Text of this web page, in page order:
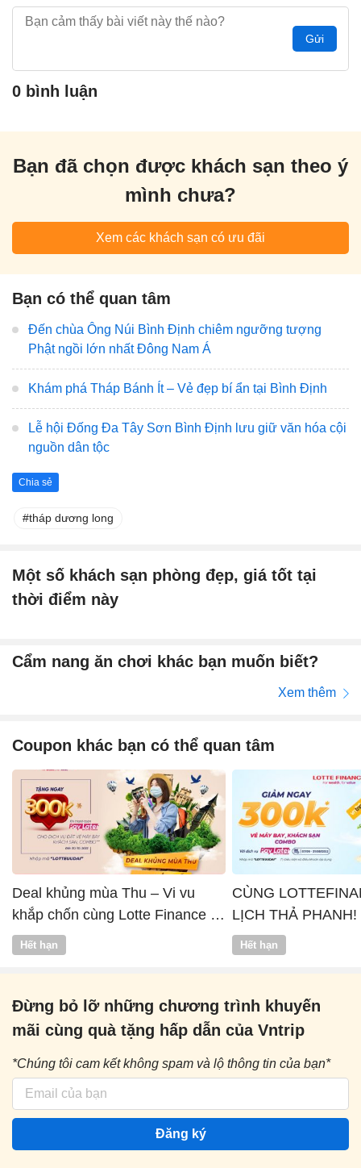
Gửi
0 bình luận
Bạn đã chọn được khách sạn theo ý
mình chưa?
Xem các khách sạn có ưu đãi
Bạn có thể quan tâm
Đến chùa Ông Núi Bình Định chiêm ngưỡng tượng
Phật ngồi lớn nhất Đông Nam Á
Khám phá Tháp Bánh Ít – Vẻ đẹp bí ẩn tại Bình Định
Lễ hội Đống Đa Tây Sơn Bình Định lưu giữ văn hóa cội
nguồn dân tộc
Chia sẻ
tháp dương long
Một số khách sạn phòng đẹp, giá tốt tại
thời điểm này
Cẩm nang ăn chơi khác bạn muốn biết?
Xem thêm
Coupon khác bạn có thể quan tâm
Deal khủng mùa Thu – Vi vu
khắp chốn cùng Lotte Finance x
Vntrip
Hết hạn
CÙNG
LỊCH THẢ PHANH!
Hết hạn
Đừng bỏ lỡ những chương trình khuyến
mãi cùng quà tặng hấp dẫn của Vntrip
*Chúng tôi cam kết không spam và lộ thông tin của bạn*
Đăng ký